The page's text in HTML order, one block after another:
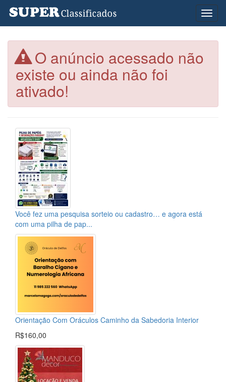
O anúncio acessado não
existe ou ainda não foi
ativado!
Você fez uma pesquisa sorteio ou cadastro… e agora está
com uma pilha de pap...
Orientação Com Oráculos Caminho da Sabedoria Interior
R$160,00